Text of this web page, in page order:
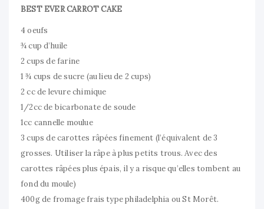
BEST EVER CARROT CAKE
4 oeufs
¾ cup d’huile
2 cups de farine
1 ¾ cups de sucre (au lieu de 2 cups)
2 cc de levure chimique
1/2cc de bicarbonate de soude
1cc cannelle moulue
3 cups de carottes râpées finement (l’équivalent de 3
grosses. Utiliser la râpe à plus petits trous. Avec des
carottes râpées plus épais, il y a risque qu’elles tombent au
fond du moule)
400g de fromage frais type philadelphia ou St Morêt.